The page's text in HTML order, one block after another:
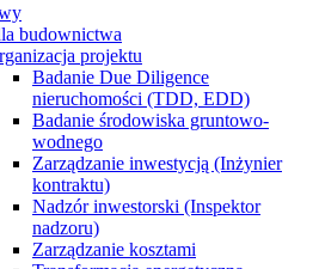
budownictwa
projektu
Badanie Due Diligence
nieruchomości (TDD, EDD)
Badanie środowiska gruntowo-
wodnego
Zarządzanie inwestycją (Inżynier
kontraktu)
Nadzór inwestorski (Inspektor
nadzoru)
Zarządzanie kosztami